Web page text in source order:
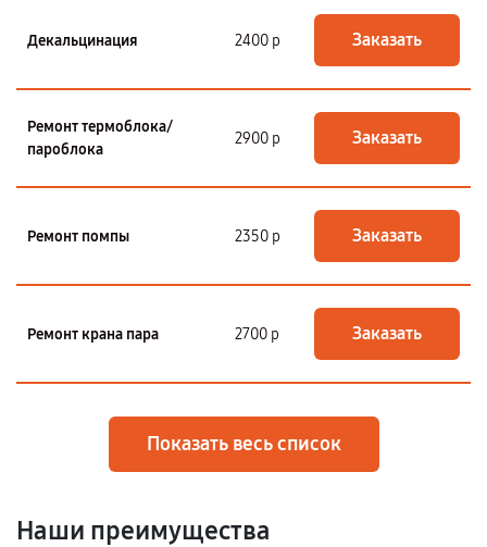
Декальцинация 2400 р Заказать
Ремонт термоблока/
пароблока
2900 р Заказать
Ремонт помпы 2350 р Заказать
Ремонт крана пара 2700 р Заказать
Показать весь список
Наши преимущества